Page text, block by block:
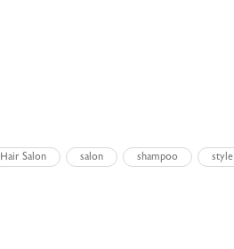
Hair Salon salon shampoo style